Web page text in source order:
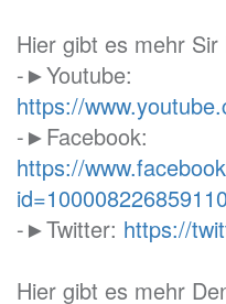
Hier gibt es mehr Sir
-►Youtube:
https://
-►Facebook:
https://
id=100008226859110
-►Twitter: https://
Hier gibt es mehr